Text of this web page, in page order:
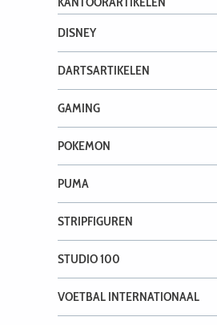
DISNEY
DARTSARTIKELEN
GAMING
POKEMON
PUMA
STRIPFIGUREN
STUDIO 100
VOETBAL INTERNATIONAAL